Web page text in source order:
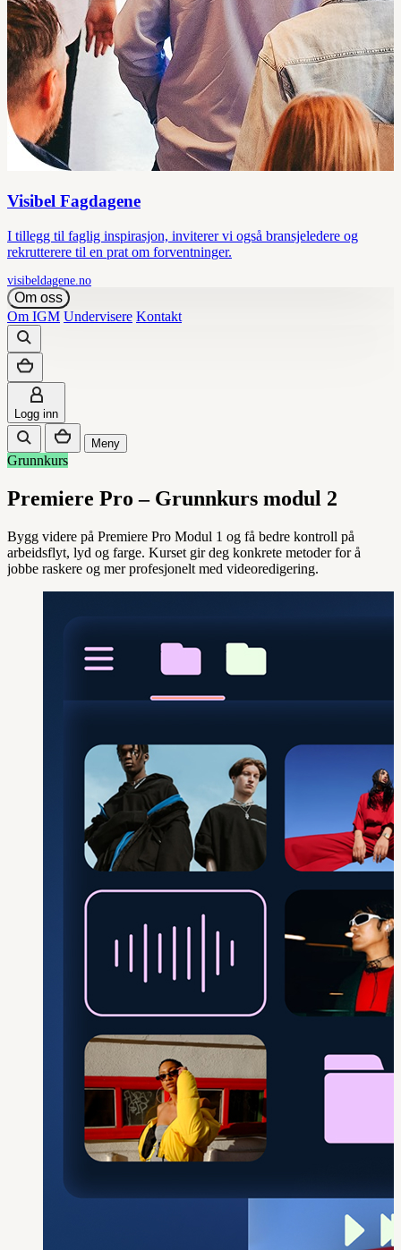
Visibel Fagdagene
I tillegg til faglig inspirasjon, inviterer vi også bransjeledere og
rekrutterere til en prat om forventninger.
visibeldagene.no
Om oss
Om IGM Undervisere Kontakt
Logg inn
Meny
Grunnkurs
Premiere Pro – Grunnkurs modul 2
Bygg videre på Premiere Pro Modul 1 og få bedre kontroll på
arbeidsflyt, lyd og farge. Kurset gir deg konkrete metoder for å
jobbe raskere og mer profesjonelt med videoredigering.